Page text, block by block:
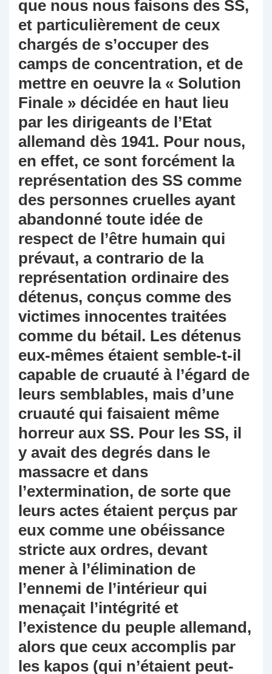
que nous nous faisons des SS,
et particulièrement de ceux
chargés de s’occuper des
camps de concentration, et de
mettre en oeuvre la « Solution
Finale » décidée en haut lieu
par les dirigeants de l’Etat
allemand dès 1941. Pour nous,
en effet, ce sont forcément la
représentation des SS comme
des personnes cruelles ayant
abandonné toute idée de
respect de l’être humain qui
prévaut, a contrario de la
représentation ordinaire des
détenus, conçus comme des
victimes innocentes traitées
comme du bétail. Les détenus
eux-mêmes étaient semble-t-il
capable de cruauté à l’égard de
leurs semblables, mais d’une
cruauté qui faisaient même
horreur aux SS. Pour les SS, il
y avait des degrés dans le
massacre et dans
l’extermination, de sorte que
leurs actes étaient perçus par
eux comme une obéissance
stricte aux ordres, devant
mener à l’élimination de
l’ennemi de l’intérieur qui
menaçait l’intégrité et
l’existence du peuple allemand,
alors que ceux accomplis par
les kapos (qui n’étaient peut-